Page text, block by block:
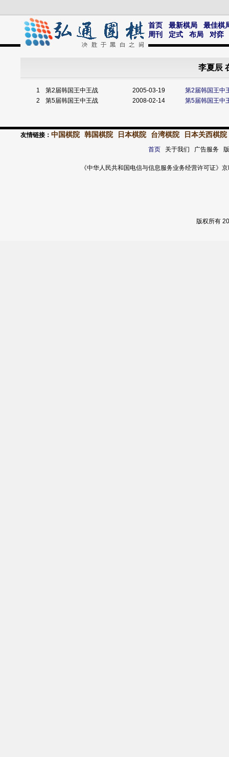
首页 最新棋局
最佳棋
周刊
定式 布局 对弈
李夏辰
1 第2届韩国王中王战 2005-03-19
第2届韩国王中
2
第5届韩国王中王战 2008-02-14 第5届韩国王中
友情链接： 中国棋院 韩国棋院 日本棋院 台湾棋院 日本关西棋院
首页关于我们 广告服务
《中华人民共和国电信与信息服务业务经营许可证
版权所有